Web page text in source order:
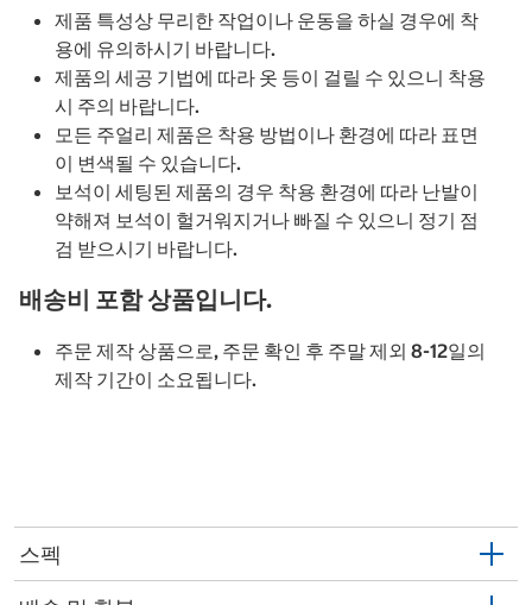
제품 특성상 무리한 작업이나 운동을 하실 경우에 착
용에 유의하시기 바랍니다.
제품의 세공 기법에 따라 옷 등이 걸릴 수 있으니 착용
시 주의 바랍니다.
모든 주얼리 제품은 착용 방법이나 환경에 따라 표면
이 변색될 수 있습니다.
보석이 세팅된 제품의 경우 착용 환경에 따라 난발이
약해져 보석이 헐거워지거나 빠질 수 있으니 정기 점
검 받으시기 바랍니다.
배송비 포함 상품입니다.
주문 제작 상품으로, 주문 확인 후 주말 제외 8-12일의
제작 기간이 소요됩니다.
스펙